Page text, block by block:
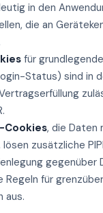
in den
die an
für
Status) sind in
, die Daten
zusätzliche
gegenüber
Regeln für
aus.